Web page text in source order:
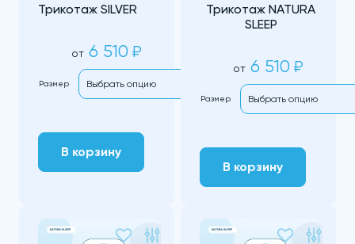
Трикотаж SILVER
от 6 510 ₽
Размер
В корзину
Трикотаж NATURA
SLEEP
от 6 510 ₽
Размер
В корзину